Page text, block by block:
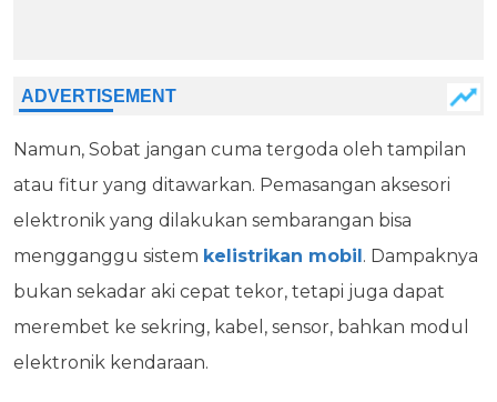
Namun, Sobat jangan cuma tergoda oleh tampilan
atau fitur yang ditawarkan. Pemasangan aksesori
elektronik yang dilakukan sembarangan bisa
mengganggu sistem kelistrikan mobil. Dampaknya
bukan sekadar aki cepat tekor, tetapi juga dapat
merembet ke sekring, kabel, sensor, bahkan modul
elektronik kendaraan.